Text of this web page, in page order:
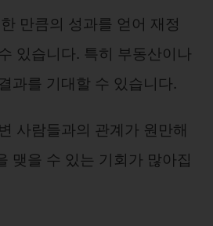
만큼의 성과를 얻어 재정
있습니다. 특히 부동산이나
과를 기대할 수 있습니다.
사람들과의 관계가 원만해
맺을 수 있는 기회가 많아집